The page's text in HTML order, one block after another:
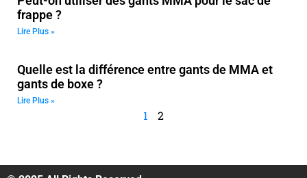
frappe ?
Lire Plus »
Quelle est la différence entre gants de MMA et
gants de boxe ?
Lire Plus »
1 2